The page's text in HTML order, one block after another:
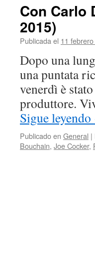
Con Carlo
2015)
Publicada el 11
Dopo una
una puntata
venerdì è
produttore.
Sigue leyendo
Publicado en General |
Bouchain, Joe Cocker,